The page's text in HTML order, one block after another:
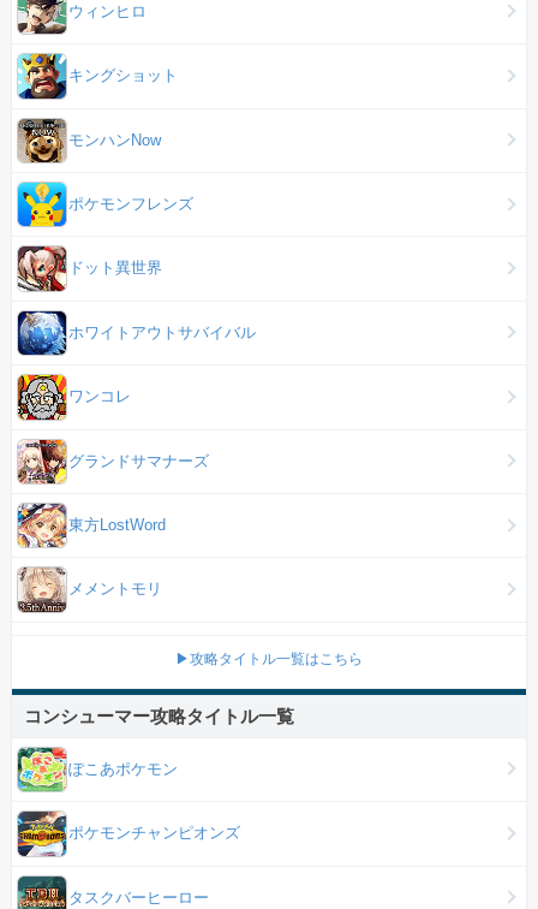
ウィンヒロ
キングショット
モンハンNow
ポケモンフレンズ
ドット異世界
ホワイトアウトサバイバル
ワンコレ
グランドサマナーズ
東方LostWord
メメントモリ
▶攻略タイトル一覧はこちら
コンシューマー攻略タイトル一覧
ぽこあポケモン
ポケモンチャンピオンズ
タスクバーヒーロー